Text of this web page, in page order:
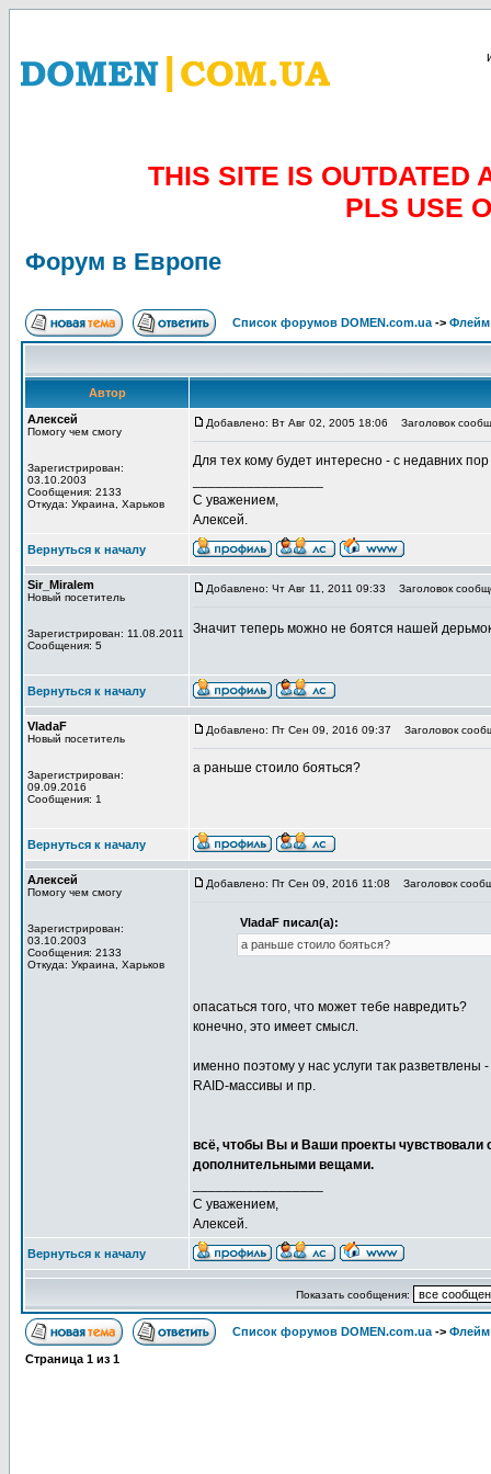
THIS SITE IS OUTDATED
PLS USE
Форум в Европе
Список форумов DOMEN.com.ua -> Флейм
Автор
Алексей
Помогу чем смогу
Зарегистрирован:
03.10.2003
Сообщения: 2133
Откуда: Украина, Харьков
Добавлено: Вт Авг 02, 2005 18:06 Заголовок
Для тех кому будет интересно - с недавних
С уважением,
Алексей.
Вернуться к началу
Sir_Miralem
Новый посетитель
Зарегистрирован: 11.08.2011
Сообщения: 5
Добавлено: Чт Авг 11, 2011 09:33 Заголовок
Значит теперь можно не боятся нашей
Вернуться к началу
VladaF
Новый посетитель
Зарегистрирован:
09.09.2016
Сообщения: 1
Добавлено: Пт Сен 09, 2016 09:37 Заголовок
а раньше стоило бояться?
Вернуться к началу
Алексей
Помогу чем смогу
Зарегистрирован:
03.10.2003
Сообщения: 2133
Откуда: Украина, Харьков
Добавлено: Пт Сен 09, 2016 11:08 Заголовок
VladaF писал(а):
а раньше стоило бояться?
опасаться того, что может тебе навредить?
конечно, это имеет смысл.
именно поэтому у нас услуги так
RAID-массивы и пр.
всё, чтобы Вы и Ваши проекты чувствовали
дополнительными вещами.
С уважением,
Алексей.
Вернуться к началу
Показать сообщения:
Список форумов DOMEN.com.ua -> Флейм
Страница 1 из 1